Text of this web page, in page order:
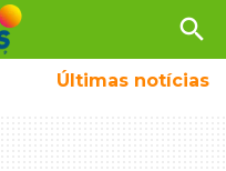
search
Últimas notícias